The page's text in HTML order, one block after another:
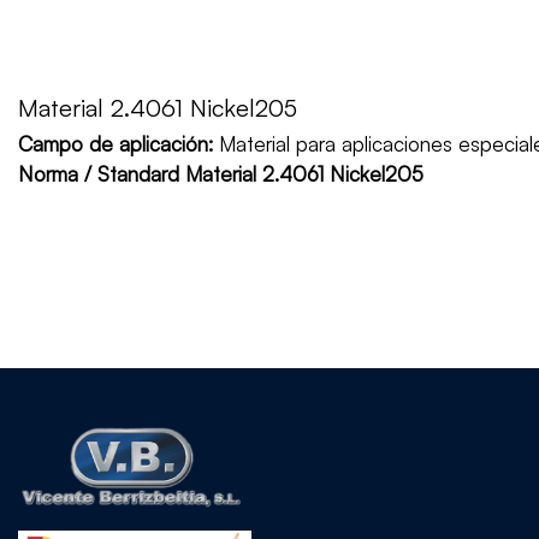
Material 2.4061 Nickel205
Campo de aplicación: Material para aplicaciones
Norma / Standard Material 2.4061 Nickel205